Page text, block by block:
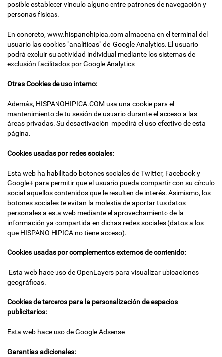
posible establecer vínculo alguno entre patrones de navegación y
personas físicas.
En concreto, www.hispanohipica.com almacena en el terminal del
usuario las cookies "analíticas" de Google Analytics. El usuario
podrá excluir su actividad individual mediante los sistemas de
exclusión facilitados por Google Analytics
Otras Cookies de uso interno:
Además, HISPANOHIPICA.COM usa una cookie para el
mantenimiento de tu sesión de usuario durante el acceso a las
áreas privadas. Su desactivación impedirá el uso efectivo de esta
página.
Cookies usadas por redes sociales:
Esta web ha habilitado botones sociales de Twitter, Facebook y
Google+ para permitir que el usuario pueda compartir con su círculo
social aquellos contenidos que le resulten de interés. Asimismo, los
botones sociales te evitan la molestia de aportar tus datos
personales a esta web mediante el aprovechamiento de la
información ya compartida en dichas redes sociales (datos a los
que HISPANO HIPICA no tiene acceso).
Cookies usadas por complementos externos de contenido:
Esta web hace uso de OpenLayers para visualizar ubicaciones
geográficas.
Cookies de terceros para la personalización de espacios
publicitarios:
Esta web hace uso de Google Adsense
Garantías adicionales: